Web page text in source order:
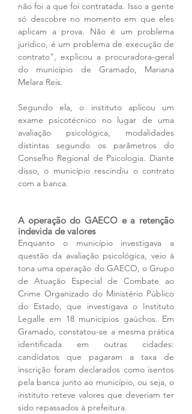
não foi a que foi contratada. Isso a gente
só descobre no momento em que eles
aplicam a prova. Não é um problema
jurídico, é um problema de execução de
contrato", explicou a procuradora-geral
do município de Gramado, Mariana
Melara Reis.
Segundo ela, o instituto aplicou um
exame psicotécnico no lugar de uma
avaliação psicológica, modalidades
distintas segundo os parâmetros do
Conselho Regional de Psicologia. Diante
disso, o município rescindiu o contrato
com a banca.
A operação do GAECO e a retenção
indevida de valores
Enquanto o município investigava a
questão da avaliação psicológica, veio à
tona uma operação do GAECO, o Grupo
de Atuação Especial de Combate ao
Crime Organizado do Ministério Público
do Estado, que investigava o Instituto
Legalle em 18 municípios gaúchos. Em
Gramado, constatou-se a mesma prática
identificada em outras cidades:
candidatos que pagaram a taxa de
inscrição foram declarados como isentos
pela banca junto ao município, ou seja, o
instituto reteve valores que deveriam ter
sido repassados à prefeitura.